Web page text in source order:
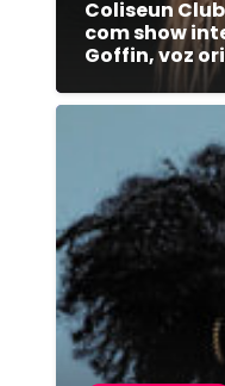
Coliseun
com show
Goffin, voz